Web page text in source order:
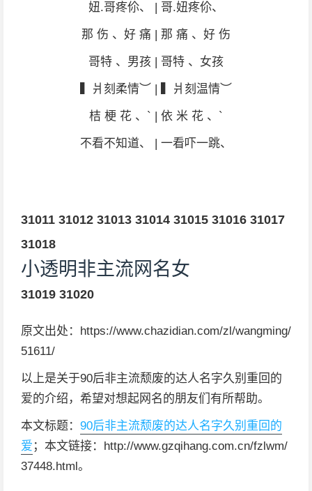
妞.哥疼伱、 | 哥.妞疼伱、
那 伤 、好 痛 | 那 痛 、好 伤
哥特 、男孩 | 哥特 、女孩
▍爿刻柔情︶ | ▍爿刻温情︶
桔 梗 花 、` | 依 米 花 、`
不看不知道、 | 一看吓一跳、
31011 31012 31013 31014 31015 31016 31017
31018
小透明非主流网名女
31019 31020
原文出处：https://www.chazidian.com/zl/wangming/
51611/
以上是关于90后非主流颓废的达人名字久别重回的
爱的介绍，希望对想起网名的朋友们有所帮助。
本文标题： 90后非主流颓废的达人名字久别重回的
爱 ；本文链接：http://www.gzqihang.com.cn/fzlwm/
37448.html。